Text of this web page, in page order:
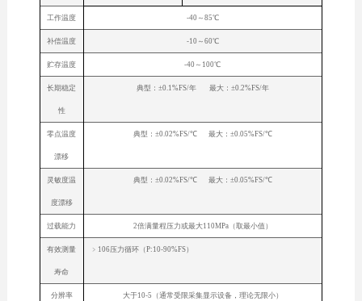
工作温度 -40～85℃
补偿温度 -10～60℃
贮存温度 -40～100℃
长期稳定
性
典型：±0.1%FS/年 最大：±0.2%FS/年
零点温度
漂移
典型：±0.02%FS/℃ 最大：±0.05%FS/℃
灵敏度温
度漂移
典型：±0.02%FS/℃ 最大：±0.05%FS/℃
过载能力 2倍满量程压力或最大110MPa（取最小值）
有效测量
寿命
﹥106压力循环（P:10-90%FS）
分辨率 大于10-5（通常受限采集显示设备，理论无限小）